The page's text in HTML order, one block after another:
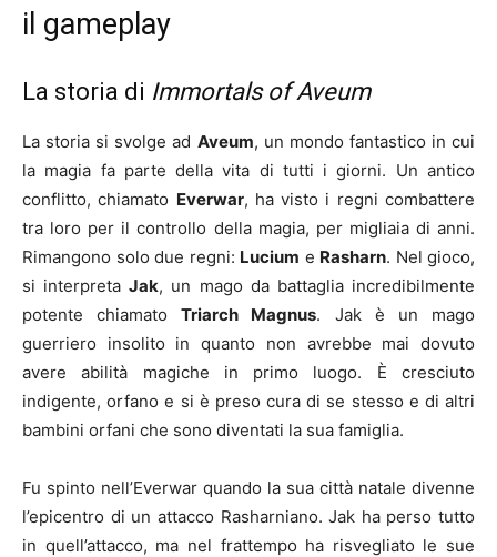
il gameplay
La storia di Immortals of Aveum
La storia si svolge ad Aveum, un mondo fantastico in cui
la magia fa parte della vita di tutti i giorni. Un antico
conflitto, chiamato Everwar, ha visto i regni combattere
tra loro per il controllo della magia, per migliaia di anni.
Rimangono solo due regni: Lucium e Rasharn. Nel gioco,
si interpretaJak, un mago da battaglia incredibilmente
potente chiamatoTriarch Magnus. Jak è un mago
guerriero insolito in quanto non avrebbe mai dovuto
avere abilità magiche in primo luogo. È cresciuto
indigente, orfano e si è preso cura di se stesso e di altri
bambini orfani che sono diventati la sua famiglia.
Fu spinto nell’Everwar quando la sua città natale divenne
l’epicentro di un attacco Rasharniano. Jak ha perso tutto
in quell’attacco, ma nel frattempo ha risvegliato le sue